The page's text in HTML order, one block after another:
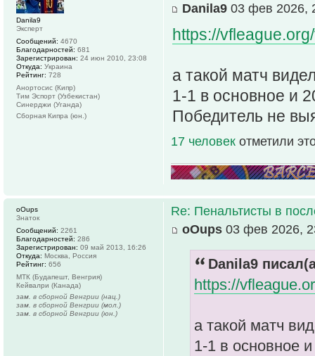
Danila9 03 фев 2026,
https://
а такой матч
1-1 в основное и
Победитель не
17 человек отметили
Danila9
Эксперт
Сообщений: 4670
Благодарностей: 681
Зарегистрирован: 24 июн 2010, 23:08
Откуда: Украина
Рейтинг: 728
Анортосис (Кипр)
Тим Эспорт (Узбекистан)
Синерджи (Уганда)
Сборная Кипра (юн.)
Re: Пенальтисты в
oOups 03 фев 2026,
Danila9
https://
а такой матч
1-1 в основное
oOups
Знаток
Сообщений: 2261
Благодарностей: 286
Зарегистрирован: 09 май 2013, 16:26
Откуда: Москва, Россия
Рейтинг: 656
МТК (Будапешт, Венгрия)
Кейвалри (Канада)
зам. в сборной Венгрии (нац.)
зам. в сборной Венгрии (мол.)
зам. в сборной Венгрии (юн.)